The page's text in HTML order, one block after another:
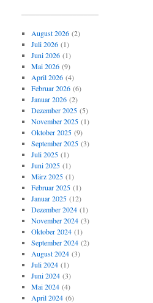
August 2026(2)
Juli 2026(1)
Juni 2026(1)
Mai 2026(9)
April 2026(4)
Februar 2026(6)
Januar 2026(2)
Dezember 2025(5)
November 2025(1)
Oktober 2025(9)
September 2025(3)
Juli 2025(1)
Juni 2025(1)
März 2025(1)
Februar 2025(1)
Januar 2025(12)
Dezember 2024(1)
November 2024(3)
Oktober 2024(1)
September 2024(2)
August 2024(3)
Juli 2024(1)
Juni 2024(3)
Mai 2024(4)
April 2024(6)